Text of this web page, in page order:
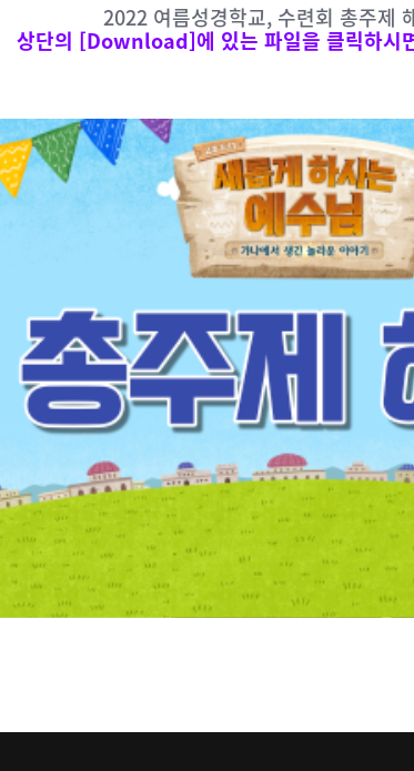
2022 여름성경학교, 수련회 총주제
상단의 [Download]에 있는 파일을 클릭하시